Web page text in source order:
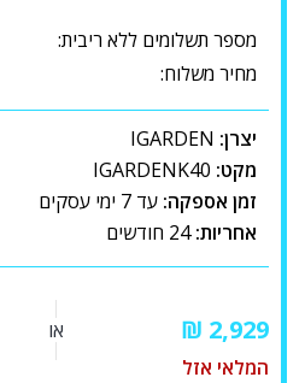
מספר תשלומים ללא ריבית:
מחיר משלוח:
יצרן: IGARDEN
מקט: IGARDENK40
זמן אספקה: עד 7 ימי עסקים
אחריות:24 חודשים
₪ או
המלאי אזל